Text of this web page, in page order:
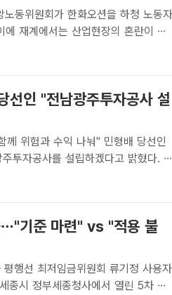
재계에서는 산업현장의 혼란이 생
더팩트ㅣ송다영 기자] 중앙노동위원
선인 "전남광주투자공사 설
수익 나눠" 민형배 당선인
투자공사를 설립하겠다고 밝혔다. /
치봉 기자] 민형배 전남광주특별시
…"기준 마련" vs "적용 불
정 사용자
종시 정부세종청사에서 열린 5차 전